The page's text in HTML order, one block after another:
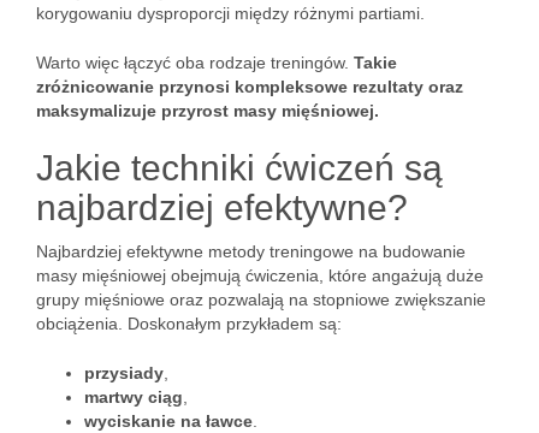
korygowaniu dysproporcji między różnymi partiami.
Warto więc łączyć oba rodzaje treningów. Takie
zróżnicowanie przynosi kompleksowe rezultaty oraz
maksymalizuje przyrost masy mięśniowej.
Jakie techniki ćwiczeń są
najbardziej efektywne?
Najbardziej efektywne metody treningowe na budowanie
masy mięśniowej obejmują ćwiczenia, które angażują duże
grupy mięśniowe oraz pozwalają na stopniowe zwiększanie
obciążenia. Doskonałym przykładem są:
przysiady
martwy ciąg
wyciskanie na ławce